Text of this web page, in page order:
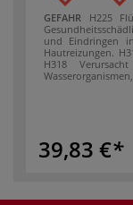
GEFAHR H225
und Eindringen
Hautreizungen.
H318
39,83 €